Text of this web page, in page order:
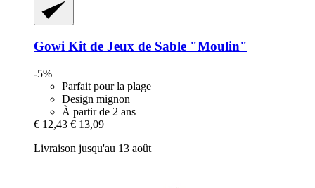
Gowi Kit de Jeux de Sable "Moulin"
-5%
Parfait pour la plage
Design mignon
À partir de 2 ans
€ 12,43 € 13,09
Livraison jusqu'au 13 août